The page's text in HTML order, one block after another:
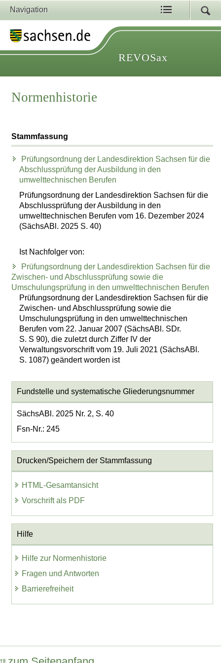
Navigation
REVOSax
Normenhistorie
Stammfassung
Prüfungsordnung der Landesdirektion Sachsen für die
Abschlussprüfung der Ausbildung in den
umwelttechnischen Berufen
Prüfungsordnung der Landesdirektion Sachsen für die
Abschlussprüfung der Ausbildung in den
umwelttechnischen Berufen vom 16. Dezember 2024
(SächsABl. 2025 S. 40)
Ist Nachfolger von:
Prüfungsordnung der Landesdirektion Sachsen für die
Zwischen- und Abschlussprüfung sowie die
Umschulungsprüfung in den umwelttechnischen Berufen
Prüfungsordnung der Landesdirektion Sachsen für die
Zwischen- und Abschlussprüfung sowie die
Umschulungsprüfung in den umwelttechnischen
Berufen vom 22. Januar 2007 (SächsABl. SDr.
S. S 90), die zuletzt durch Ziffer IV der
Verwaltungsvorschrift vom 19. Juli 2021 (SächsABl.
S. 1087) geändert worden ist
Fundstelle und systematische Gliederungsnummer
SächsABl. 2025 Nr. 2, S. 40
Fsn-Nr.: 245
Drucken/Speichern der Stammfassung
HTML-Gesamtansicht
Vorschrift als PDF
Hilfe
Hilfe zur Normenhistorie
Fragen und Antworten
Barrierefreiheit